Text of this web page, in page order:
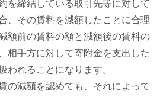
を締結している取引先等に対して
、その賃料を減額したことに合理
額前の賃料の額と減額後の賃料の
相手方に対して寄附金を支出した
われることになります。
の減額を認めても、それによって